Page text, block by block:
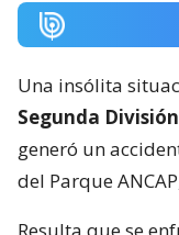
Una insólita
Segunda
generó un
del Parque